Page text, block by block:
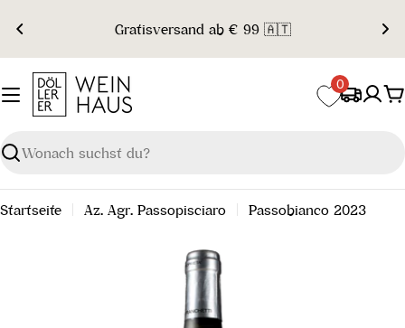
Inhalt
springen
Gratisversand ab € 99 🇦🇹
Suchen
0
Startseite Az. Agr. Passopisciaro Passobianco 2023